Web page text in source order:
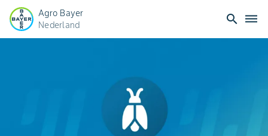
Agro Bayer
Nederland
search dehaze